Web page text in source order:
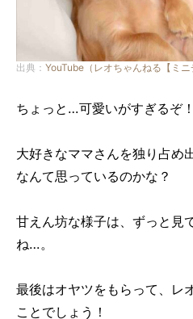
出典： YouTube（レオちゃんねる【ミニ
ちょっと…可愛いがすぎるぞ！
大好きなママさんを独り占め
なんて思っているのかな？
甘えん坊な様子は、ずっと見
ね…。
最後はオヤツをもらって、レ
ことでしょう！